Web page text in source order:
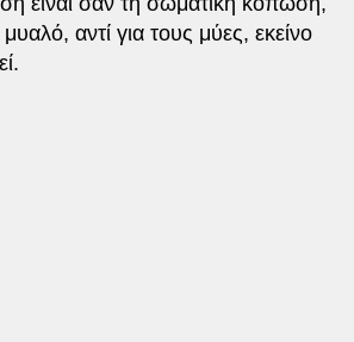
αντί για τους μύες, εκείνο